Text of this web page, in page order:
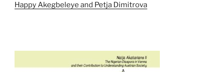
Happy Akegbeleye and Petja Dimitrova